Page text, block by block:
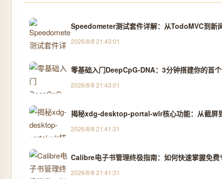
Speedometer测试套件详解：从TodoMVC到新
2026/8/8 21:43:01
零基础入门DeepCpG-DNA：3分钟搭建你的首
2026/8/8 21:43:01
揭秘xdg-desktop-portal-wlr核心功能：从截屏
2026/8/8 21:41:31
Calibre电子书管理终极指南：如何快速掌握免费
2026/8/8 21:41:31